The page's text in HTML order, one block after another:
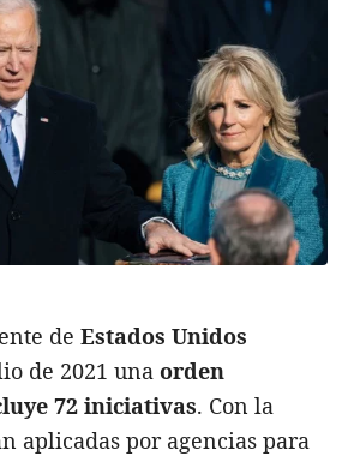
de Estados Unidos
de 2021 una orden
72 iniciativas. Con la
aplicadas por agencias para